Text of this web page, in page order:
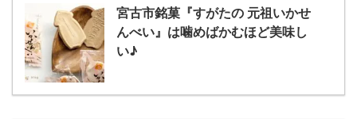
宮古市銘菓『すがたの 元祖いかせ
んべい』は噛めばかむほど美味し
い♪